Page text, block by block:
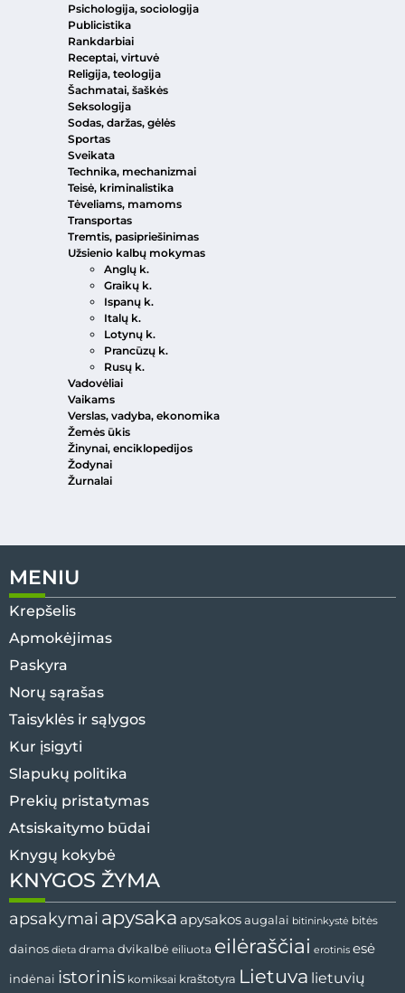
Psichologija, sociologija
Publicistika
Rankdarbiai
Receptai, virtuvė
Religija, teologija
Šachmatai, šaškės
Seksologija
Sodas, daržas, gėlės
Sportas
Sveikata
Technika, mechanizmai
Teisė, kriminalistika
Tėveliams, mamoms
Transportas
Tremtis, pasipriešinimas
Užsienio kalbų mokymas
Anglų k.
Graikų k.
Ispanų k.
Italų k.
Lotynų k.
Prancūzų k.
Rusų k.
Vadovėliai
Vaikams
Verslas, vadyba, ekonomika
Žemės ūkis
Žinynai, enciklopedijos
Žodynai
Žurnalai
MENIU
Krepšelis
Apmokėjimas
Paskyra
Norų sąrašas
Taisyklės ir sąlygos
Kur įsigyti
Slapukų politika
Prekių pristatymas
Atsiskaitymo būdai
Knygų kokybė
KNYGOS ŽYMA
apsakymai apysaka apysakos augalai bitininkystė bitės
dainos dieta drama dvikalbė eiliuota eilėraščiai erotinis esė
indėnai istorinis komiksai kraštotyra Lietuva lietuvių